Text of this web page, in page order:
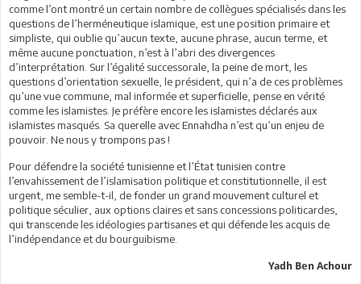
comme l’ont montré un certain nombre de collègues spécialisés dans les
questions de l’herméneutique islamique, est une position primaire et
simpliste, qui oublie qu’aucun texte, aucune phrase, aucun terme, et
même aucune ponctuation, n’est à l’abri des divergences
d’interprétation. Sur l’égalité successorale, la peine de mort, les
questions d’orientation sexuelle, le président, qui n’a de ces problèmes
qu’une vue commune, mal informée et superficielle, pense en vérité
comme les islamistes. Je préfère encore les islamistes déclarés aux
islamistes masqués. Sa querelle avec Ennahdha n’est qu’un enjeu de
pouvoir. Ne nous y trompons pas !
Pour défendre la société tunisienne et l’État tunisien contre
l’envahissement de l’islamisation politique et constitutionnelle, il est
urgent, me semble-t-il, de fonder un grand mouvement culturel et
politique séculier, aux options claires et sans concessions politicardes,
qui transcende les idéologies partisanes et qui défende les acquis de
l’indépendance et du bourguibisme.
Yadh Ben Achour